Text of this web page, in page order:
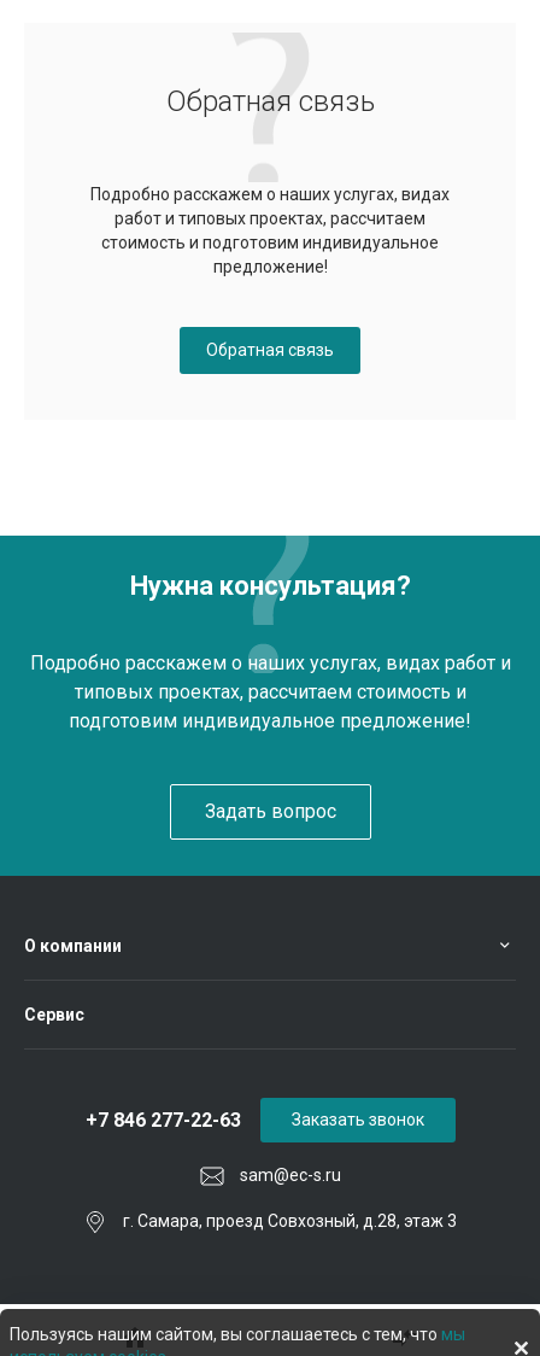
Обратная связь
Подробно расскажем о наших услугах, видах
работ и типовых проектах, рассчитаем
стоимость и подготовим индивидуальное
предложение!
Обратная связь
Нужна консультация?
Подробно расскажем о наших услугах, видах работ и
типовых проектах, рассчитаем стоимость и
подготовим индивидуальное предложение!
Задать вопрос
О компании
Сервис
sam@ec-s.ru
+7 846 277-22-63
г. Самара, проезд Совхозный, д.28, этаж 3
Заказать звонок
Пользуясь нашим сайтом, вы соглашаетесь с тем, что мы